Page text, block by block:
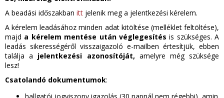
A beadási időszakban itt jelenik meg a jelentkezési kérelem.
A kérelem leadásához minden adat kitöltése (melléklet feltöltése),
majd a kérelem mentése után véglegesítés is szükséges. A
leadás sikerességéről visszaigazoló e-mailben értesítjük, ebben
találja a jelentkezési azonosítóját, amelyre még szüksége
lesz!
Csatolandó dokumentumok:
hallgatói jogviszony igazolás (30 napnál nem régebbi), amin